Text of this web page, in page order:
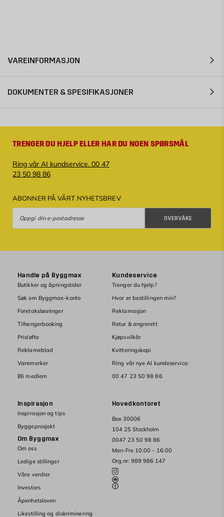
VAREINFORMASJON
DOKUMENTER & SPESIFIKASJONER
TRENGER DU HJELP ELLER HAR DU NOEN SPØRSMÅL
Ring vår AI kundservice. 00 47
23 50 98 86
ABONNER PÅ VÅRT NYHETSBREV
OVERVÅKE
Hovedkontoret
Box 30006
104 25 Stockholm
0047 23 50 98 86
Man-Fre 10:00 – 16:00
Org.nr: 989 986 147
Handle på Byggmax
Butikker og åpningstider
Søk om Byggmax-konto
Foretaksløsninger
Tilhengerbooking
Prisløfte
Reklameblad
Varemerker
Bli medlem
Kundeservice
Trenger du hjelp?
Hvor er bestillingen min?
Reklamasjon
Retur & angrerett
Kjøpsvilkår
Kvitteringskopi
Ring vår nye AI kundeservice:
00 47 23 50 98 86
Inspirasjon
Inspirasjon og tips
Byggeprosjekt
Om Byggmax
Om oss
Ledige stillinger
Våre verdier
Investors
Åpenhetsloven
Likestilling og diskriminering